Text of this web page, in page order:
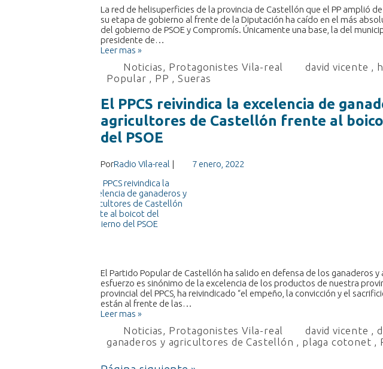
La red de helisuperficies de la provincia de Castellón que el PP amplió
su etapa de gobierno al frente de la Diputación ha caído en el más
del gobierno de PSOE y Compromís. Únicamente una base, la del
presidente de…
Leer mas »
Noticias, Protagonistes Vila-real david vicente ,
Popular , PP ,Sueras
El PPCS reivindica la excelencia de
agricultores de Castellón frente al
del PSOE
PorRadio Vila-real | 7 enero, 2022
El Partido Popular de Castellón ha salido en defensa de los ganaderos
esfuerzo es sinónimo de la excelencia de los productos de nuestra
provincial del PPCS, ha reivindicado “el empeño, la convicción y el
están al frente de las…
Leer mas »
Noticias, Protagonistes Vila-real david vicente ,
ganaderos y agricultores de Castellón , plaga cotonet ,